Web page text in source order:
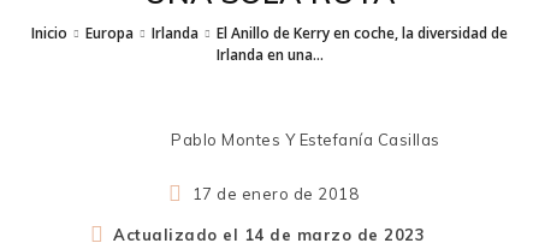
Inicio Europa Irlanda
El Anillo de Kerry en coche, la diversidad de
Irlanda en una...
Pablo Montes Y Estefanía Casillas
17 de enero de 2018
Actualizado el 14 de marzo de 2023